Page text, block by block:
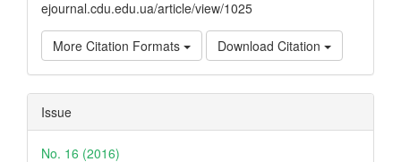
ejournal.cdu.edu.ua/article/view/1025
More Citation Formats Download Citation
Issue
No. 16 (2016)